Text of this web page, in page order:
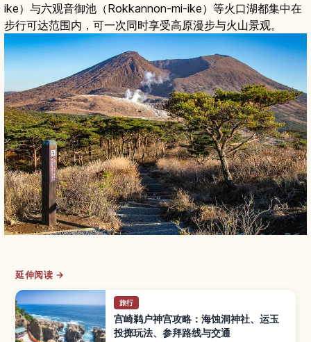
ike）与六观音御池（Rokkannon-mi-ike）等火口湖都集中在
步行可达范围内，可一次同时享受高原漫步与火山景观。
延伸阅读 →
旅行
宫崎鹈户神宫攻略：海蚀洞神社、运玉
投掷玩法、参拜路线与交通